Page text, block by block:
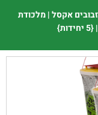
אקסל | מלכודת